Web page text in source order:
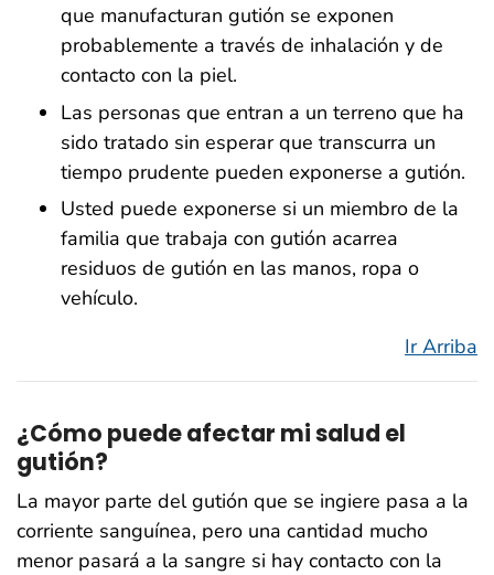
que manufacturan gutión se exponen
probablemente a través de inhalación y de
contacto con la piel.
Las personas que entran a un terreno que ha
sido tratado sin esperar que transcurra un
tiempo prudente pueden exponerse a gutión.
Usted puede exponerse si un miembro de la
familia que trabaja con gutión acarrea
residuos de gutión en las manos, ropa o
vehículo.
Ir Arriba
¿Cómo puede afectar mi salud el
gutión?
La mayor parte del gutión que se ingiere pasa a la
corriente sanguínea, pero una cantidad mucho
menor pasará a la sangre si hay contacto con la